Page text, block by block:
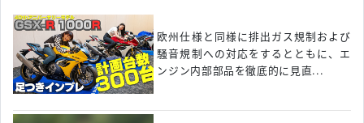
欧州仕様と同様に排出ガス規制および
騒音規制への対応をするとともに、エ
ンジン内部部品を徹底的に見直...